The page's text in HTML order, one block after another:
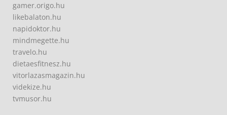
gamer.origo.hu
likebalaton.hu
napidoktor.hu
mindmegette.hu
travelo.hu
dietaesfitnesz.hu
vitorlazasmagazin.hu
videkize.hu
tvmusor.hu